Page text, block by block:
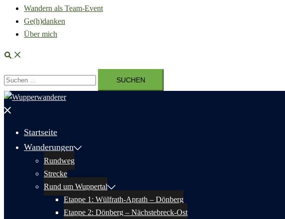
Wandern als Team-Event
Ge(h)danken
Über mich
Suche
Suchen
nach:
Menü
Startseite
Wanderungen
Rundweg
Strecke
Rund um Wuppertal
Etappe 1: Wülfrath-Aprath – Dönberg
Etappe 2: Dönberg – Nächstebreck-Ost